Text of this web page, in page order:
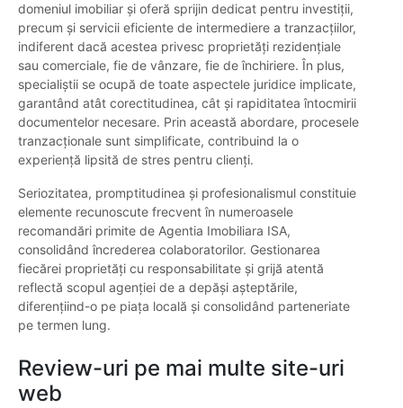
domeniul imobiliar și oferă sprijin dedicat pentru investiții,
precum și servicii eficiente de intermediere a tranzacțiilor,
indiferent dacă acestea privesc proprietăți rezidențiale
sau comerciale, fie de vânzare, fie de închiriere. În plus,
specialiștii se ocupă de toate aspectele juridice implicate,
garantând atât corectitudinea, cât și rapiditatea întocmirii
documentelor necesare. Prin această abordare, procesele
tranzacționale sunt simplificate, contribuind la o
experiență lipsită de stres pentru clienți.
Seriozitatea, promptitudinea și profesionalismul constituie
elemente recunoscute frecvent în numeroasele
recomandări primite de Agentia Imobiliara ISA,
consolidând încrederea colaboratorilor. Gestionarea
fiecărei proprietăți cu responsabilitate și grijă atentă
reflectă scopul agenției de a depăși așteptările,
diferențiind-o pe piața locală și consolidând parteneriate
pe termen lung.
Review-uri pe mai multe site-uri
web